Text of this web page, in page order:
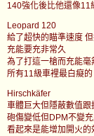
140強化後比他還像11
Leopard 120
給了超快的瞄準速度
充能要充非常久
為了打這一槍而充能毫
所有11級車裡最白癡的
Hirschkäfer
車體巨大但隱蔽數值跟
砲傷變低但DPM不變
看起來是能增加開火